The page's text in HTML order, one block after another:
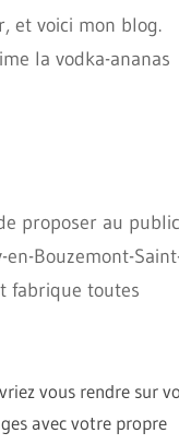
et voici mon blog.
la vodka-ananas
proposer au public
Bouzemont-
fabrique toutes
vous rendre sur
avec votre propre